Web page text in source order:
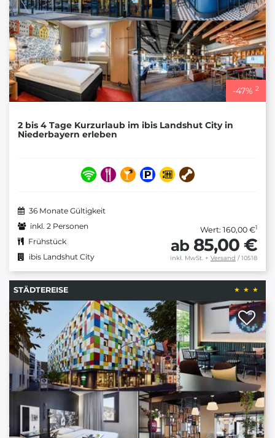
-47% 2
2 bis 4 Tage Kurzurlaub im ibis Landshut City in
Niederbayern erleben
36 Monate Gültigkeit
inkl. 2 Personen
Frühstück
ibis Landshut City
Wert: 160,00 €1
ab 85,00 €
inkl. MwSt. + Versand / 10518
STÄDTEREISE